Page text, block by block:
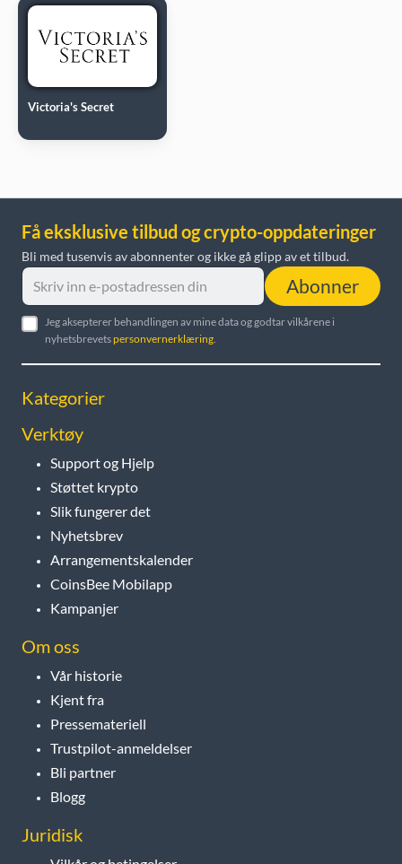
Victoria's Secret
Få eksklusive tilbud og crypto-oppdateringer
Bli med tusenvis av abonnenter og ikke gå glipp av et tilbud.
Abonner
Jeg aksepterer behandlingen av mine data og godtar vilkårene i
nyhetsbrevetspersonvernerklæring
Kategorier
Verktøy
Support og Hjelp
Støttet krypto
Slik fungerer det
Nyhetsbrev
Arrangementskalender
CoinsBee Mobilapp
Kampanjer
Om oss
Vår historie
Kjent fra
Pressemateriell
Trustpilot-anmeldelser
Bli partner
Blogg
Juridisk